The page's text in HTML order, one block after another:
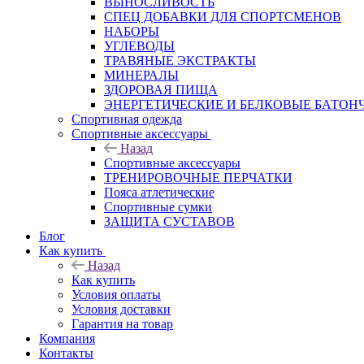
СПЕЦ ДОБАВКИ ДЛЯ СПОРТСМЕНОВ
НАБОРЫ
УГЛЕВОДЫ
ТРАВЯНЫЕ ЭКСТРАКТЫ
МИНЕРАЛЫ
ЗДОРОВАЯ ПИЩА
ЭНЕРГЕТИЧЕСКИЕ И БЕЛКОВЫЕ
Спортивная одежда
Спортивные аксессуары
Назад
Спортивные аксессуары
ТРЕНИРОВОЧНЫЕ ПЕРЧАТКИ
Пояса атлетические
Спортивные сумки
ЗАЩИТА СУСТАВОВ
Блог
Как купить
Назад
Как купить
Условия оплаты
Условия доставки
Гарантия на товар
Компания
Контакты